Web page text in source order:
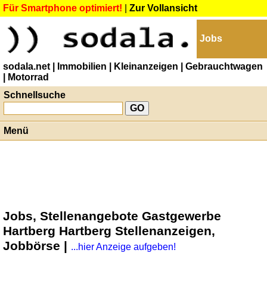
Für Smartphone optimiert! Zur Vollansicht
Jobs
sodala.net | Immobilien | Kleinanzeigen
| Gebrauchtwagen
| Motorrad
Schnellsuche
Menü
Jobs, Stellenangebote Gastgewerbe
Hartberg Hartberg Stellenanzeigen,
Jobbörse | ...hier Anzeige aufgeben!